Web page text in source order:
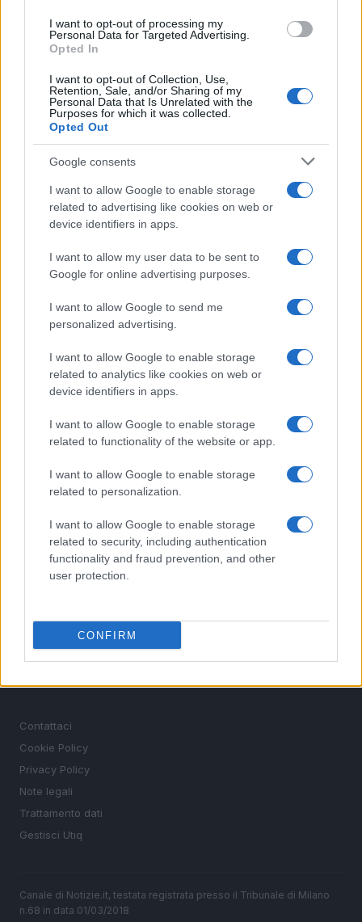
I want to opt-out of processing my
Personal Data for Targeted Advertising.
Opted In
I want to opt-out of Collection, Use,
Retention, Sale, and/or Sharing of my
Personal Data that Is Unrelated with the
Purposes for which it was collected.
Opted Out
Google consents
I want to allow Google to enable storage
related to advertising like cookies on web or
device identifiers in apps.
I want to allow my user data to be sent to
Google for online advertising purposes.
I want to allow Google to send me
personalized advertising.
I want to allow Google to enable storage
related to analytics like cookies on web or
device identifiers in apps.
I want to allow Google to enable storage
related to functionality of the website or app.
I want to allow Google to enable storage
related to personalization.
I want to allow Google to enable storage
related to security, including authentication
functionality and fraud prevention, and other
user protection.
CONFIRM
America’s Cup a Napoli: guida alle regate preliminari
e alle basi dei team
dalla città alla mountain bike
Ciclovia dell’Adige: itinerario tra natura, cultura e
tradizioni enogastronomiche
Sportmagazine: notizie, approfondimenti e classifiche su
MotoGP e Olimpiadi. Le ultime news dalle competizioni
nazionali e internazionali, gli highlight delle partite, le
interviste ai protagonisti e i risultati in tempo reale di tutte
le discipline che fanno emozionare gli appassionati di
SEZIONI
Tennis
Basket
Ciclismo
Altri sport
Chi siamo
Ultime notizie
Contattaci
Cookie Policy
Privacy Policy
Note legali
Trattamento dati
Gestisci Utiq
Canale di Notizie.it, testata registrata presso il Tribunale di Milano
n.68 in data 01/03/2018